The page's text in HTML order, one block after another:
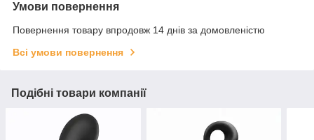
Умови повернення
Повернення товару впродовж 14 днів за домовленістю
Всі умови повернення
Подібні товари компанії